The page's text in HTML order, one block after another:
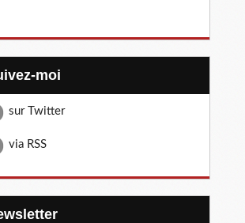
moi
sur Twitter
via RSS